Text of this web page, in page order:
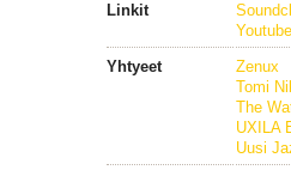
Linkit
Youtube
Yhtyeet
Zenux
Tomi
The
UXILA
Uusi